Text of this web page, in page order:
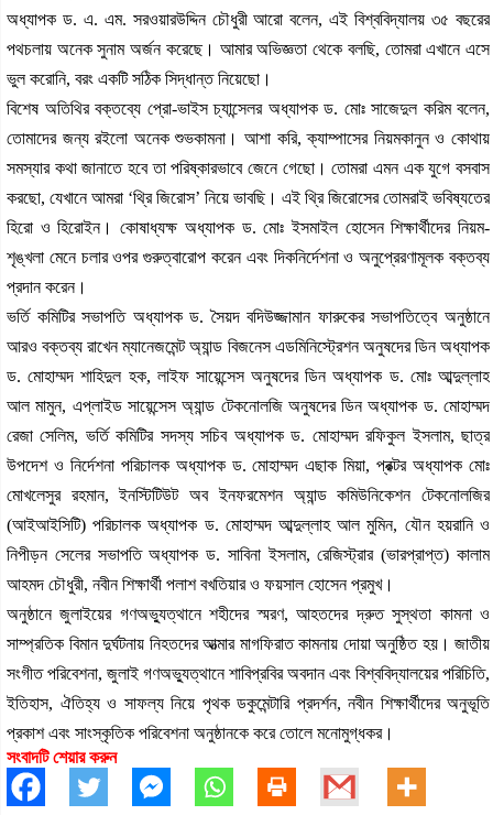
অধ্যাপক ড. এ. এম. সরওয়ারউদ্দিন চৌধুরী আরো বলেন, এই বিশ্ববিদ্যালয় ৩৫ বছরের
পথচলায় অনেক সুনাম অর্জন করেছে। আমার অভিজ্ঞতা থেকে বলছি, তোমরা এখানে এসে
ভুল করোনি, বরং একটি সঠিক সিদ্ধান্ত নিয়েছো।
বিশেষ অতিথির বক্তব্যে প্রো-ভাইস চ্যান্সেলর অধ্যাপক ড. মোঃ সাজেদুল করিম বলেন,
তোমাদের জন্য রইলো অনেক শুভকামনা। আশা করি, ক্যাম্পাসের নিয়মকানুন ও কোথায়
সমস্যার কথা জানাতে হবে তা পরিষ্কারভাবে জেনে গেছো। তোমরা এমন এক যুগে বসবাস
করছো, যেখানে আমরা ‘থ্রি জিরোস’ নিয়ে ভাবছি। এই থ্রি জিরোসের তোমরাই ভবিষ্যতের
হিরো ও হিরোইন। কোষাধ্যক্ষ অধ্যাপক ড. মোঃ ইসমাইল হোসেন শিক্ষার্থীদের নিয়ম-
শৃঙ্খলা মেনে চলার ওপর গুরুত্বারোপ করেন এবং দিকনির্দেশনা ও অনুপ্রেরণামূলক বক্তব্য
প্রদান করেন।
ভর্তি কমিটির সভাপতি অধ্যাপক ড. সৈয়দ বদিউজ্জামান ফারুকের সভাপতিত্বে অনুষ্ঠানে
আরও বক্তব্য রাখেন ম্যানেজমেন্ট অ্যান্ড বিজনেস এডমিনিস্ট্রেশন অনুষদের ডিন অধ্যাপক
ড. মোহাম্মদ শাহিদুল হক, লাইফ সায়েন্সেস অনুষদের ডিন অধ্যাপক ড. মোঃ আব্দুল্লাহ
আল মামুন, এপ্লাইড সায়েন্সেস অ্যান্ড টেকনোলজি অনুষদের ডিন অধ্যাপক ড. মোহাম্মদ
রেজা সেলিম, ভর্তি কমিটির সদস্য সচিব অধ্যাপক ড. মোহাম্মদ রফিকুল ইসলাম, ছাত্র
উপদেশ ও নির্দেশনা পরিচালক অধ্যাপক ড. মোহাম্মদ এছাক মিয়া, প্রক্টর অধ্যাপক মোঃ
মোখলেসুর রহমান, ইনস্টিটিউট অব ইনফরমেশন অ্যান্ড কমিউনিকেশন টেকনোলজির
(আইআইসিটি) পরিচালক অধ্যাপক ড. মোহাম্মদ আব্দুল্লাহ আল মুমিন, যৌন হয়রানি ও
নিপীড়ন সেলের সভাপতি অধ্যাপক ড. সাবিনা ইসলাম, রেজিস্ট্রার (ভারপ্রাপ্ত) কালাম
আহমদ চৌধুরী, নবীন শিক্ষার্থী পলাশ বখতিয়ার ও ফয়সাল হোসেন প্রমুখ।
অনুষ্ঠানে জুলাইয়ের গণঅভ্যুত্থানে শহীদের স্মরণ, আহতদের দ্রুত সুস্থতা কামনা ও
সাম্প্রতিক বিমান দুর্ঘটনায় নিহতদের আত্মার মাগফিরাত কামনায় দোয়া অনুষ্ঠিত হয়। জাতীয়
সংগীত পরিবেশনা, জুলাই গণঅভ্যুত্থানে শাবিপ্রবির অবদান এবং বিশ্ববিদ্যালয়ের পরিচিতি,
ইতিহাস, ঐতিহ্য ও সাফল্য নিয়ে পৃথক ডকুমেন্টারি প্রদর্শন, নবীন শিক্ষার্থীদের অনুভূতি
প্রকাশ এবং সাংস্কৃতিক পরিবেশনা অনুষ্ঠানকে করে তোলে মনোমুগ্ধকর।
সংবাদটি শেয়ার করুন